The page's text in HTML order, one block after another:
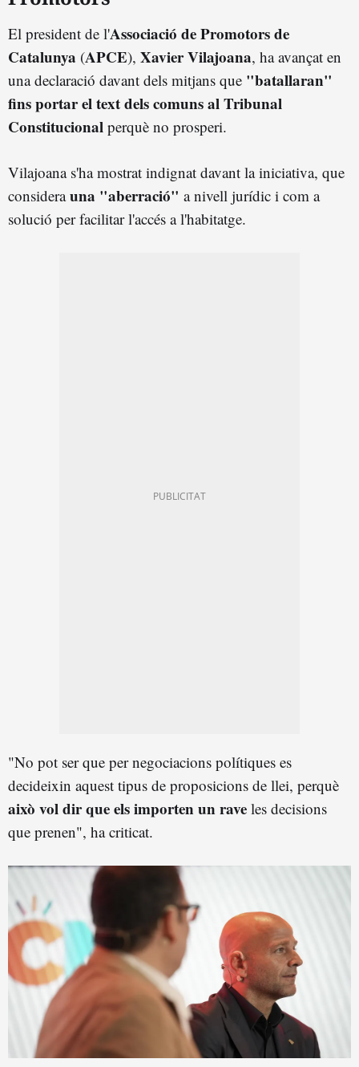
El president de l'Associació de Promotors de
Catalunya (APCE), Xavier Vilajoana, ha avançat en
una declaració davant dels mitjans que "batallaran"
fins portar el text dels comuns al Tribunal
Constitucional perquè no prosperi.
Vilajoana s'ha mostrat indignat davant la iniciativa, que
considerauna "aberració" a nivell jurídic i com a
solució per facilitar l'accés a l'habitatge.
"No pot ser que per negociacions polítiques es
decideixin aquest tipus de proposicions de llei, perquè
això vol dir que els importen un rave les decisions
que prenen", ha criticat.